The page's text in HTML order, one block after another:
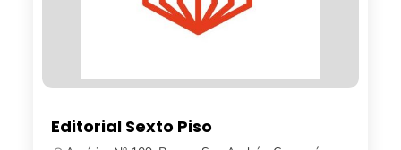
Editorial Sexto Piso